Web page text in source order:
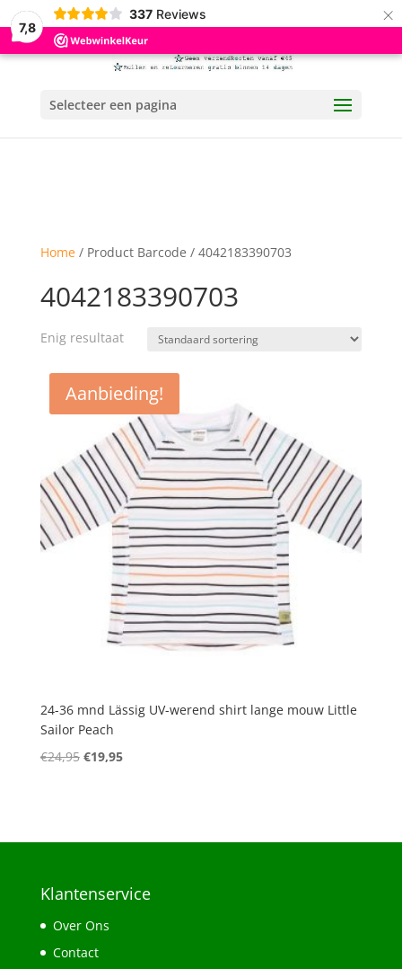
7,8
337 Reviews ×
Selecteer een pagina
Home/ Product Barcode / 4042183390703
4042183390703
Enig resultaat
Aanbieding!
24-36 mnd Lässig UV-werend shirt lange mouw Little
Sailor Peach
€24,95 Oorspronkelijke
€19,95Huidige
Klantenservice
Over Ons
Contact